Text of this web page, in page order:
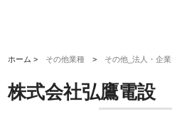
ホーム > その他業種 > その他_法人・企業
株式会社弘鷹電設